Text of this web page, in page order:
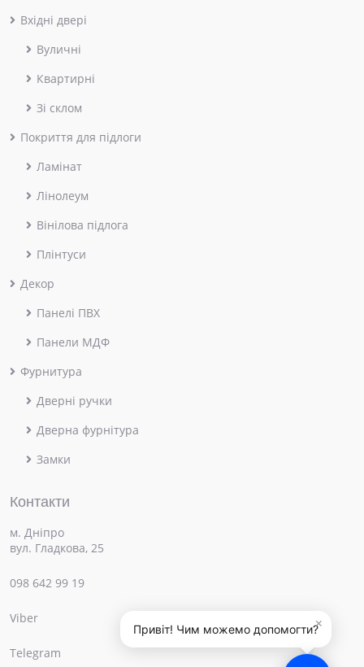
×
Привіт! Чим можемо допомогти?
Вхідні двері
Вуличні
Квартирні
Зі склом
Покриття для підлоги
Ламінат
Лінолеум
Вінілова підлога
Плінтуси
Декор
Панелі ПВХ
Панели МДФ
Фурнитура
Дверні ручки
Дверна фурнітура
Замки
Контакти
м. Дніпро
вул. Гладкова, 25
098 642 99 19
Viber
Telegram